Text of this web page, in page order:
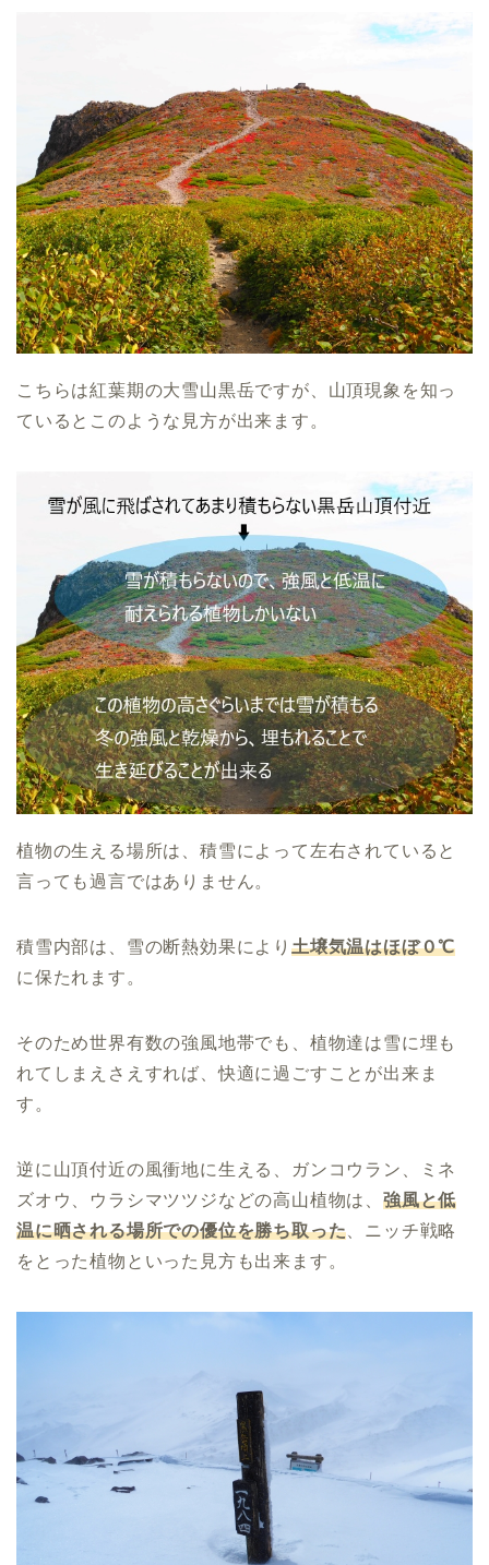
こちらは紅葉期の大雪山黒岳ですが、山頂現象を知っ
ているとこのような見方が出来ます。
植物の生える場所は、積雪によって左右されていると
言っても過言ではありません。
積雪内部は、雪の断熱効果により 土壌気温はほぼ０℃
に保たれます。
そのため世界有数の強風地帯でも、植物達は雪に埋も
れてしまえさえすれば、快適に過ごすことが出来ま
す。
逆に山頂付近の風衝地に生える、ガンコウラン、ミネ
ズオウ、ウラシマツツジなどの高山植物は、強風と低
温に晒される場所での優位を勝ち取った 、ニッチ戦略
をとった植物といった見方も出来ます。